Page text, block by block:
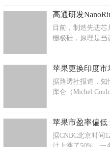
目前，制造先进
栅极硅，原理是当
据路透社报道，知
库仑（Michel
据CNBC北京时间